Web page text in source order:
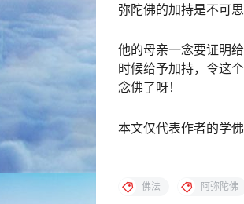
弥陀佛的加持是不可思
他的母亲一念要证明
时候给予加持，令这
念佛了呀！
本文仅代表作者的学
佛法 阿弥陀佛